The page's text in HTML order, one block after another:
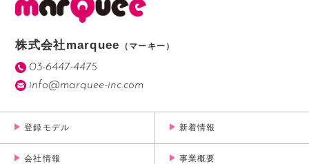
株式会社marquee （マーキー）
03-6447-4475
info@marquee-inc.com
登録モデル 新着情報
会社情報 事業概要